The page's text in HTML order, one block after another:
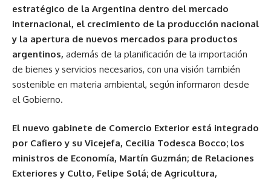
estratégico de la Argentina dentro del mercado
internacional, el crecimiento de la producción nacional
y la apertura de nuevos mercados para productos
argentinos, además de la planificación de la importación
de bienes y servicios necesarios, con una visión también
sostenible en materia ambiental, según informaron desde
el Gobierno.
El nuevo gabinete de Comercio Exterior está integrado
por Cafiero y su Vicejefa, Cecilia Todesca Bocco; los
ministros de Economía, Martín Guzmán; de Relaciones
Exteriores y Culto, Felipe Solá; de Agricultura,